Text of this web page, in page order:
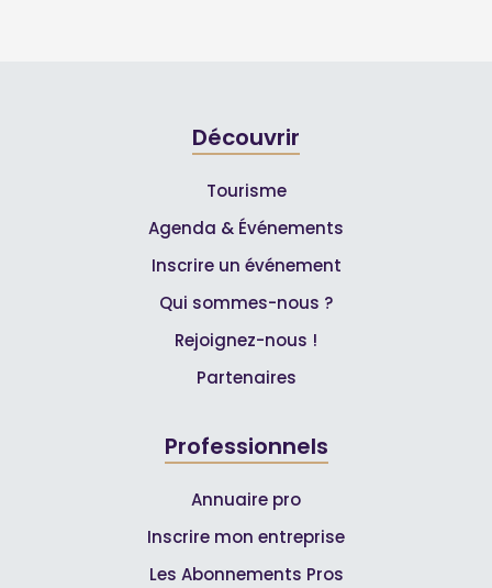
Découvrir
Tourisme
Agenda & Événements
Inscrire un événement
Qui sommes-nous ?
Rejoignez-nous !
Partenaires
Professionnels
Annuaire pro
Inscrire mon entreprise
Les Abonnements Pros